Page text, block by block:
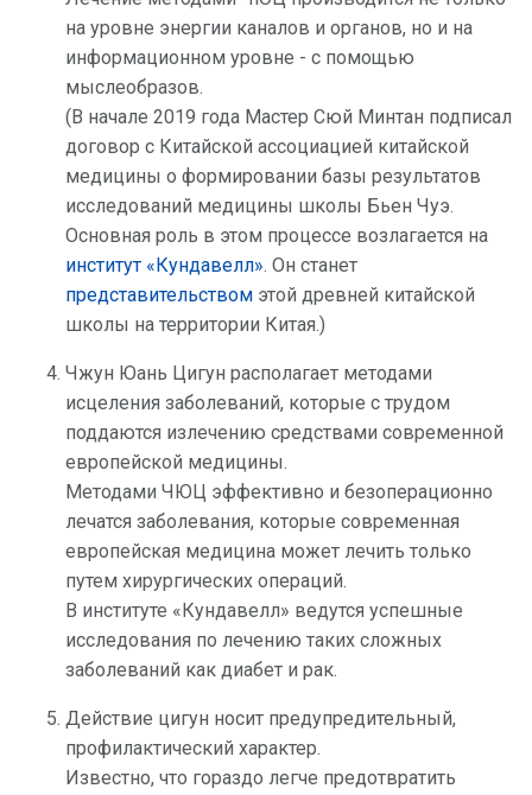
на уровне энергии каналов и органов, но и на
информационном уровне - с помощью
мыслеобразов.
(В начале 2019 года Мастер Сюй Минтан подписал
договор с Китайской ассоциацией китайской
медицины о формировании базы результатов
исследований медицины школы Бьен Чуэ.
Основная роль в этом процессе возлагается на
институт «Кундавелл». Он станет
представительством этой древней китайской
школы на территории Китая.)
Чжун Юань Цигун располагает методами
исцеления заболеваний, которые с трудом
поддаются излечению средствами современной
европейской медицины.
Методами ЧЮЦ эффективно и безоперационно
лечатся заболевания, которые современная
европейская медицина может лечить только
путем хирургических операций.
В институте «Кундавелл» ведутся успешные
исследования по лечению таких сложных
заболеваний как диабет и рак.
Действие цигун носит предупредительный,
профилактический характер.
Известно, что гораздо легче предотвратить